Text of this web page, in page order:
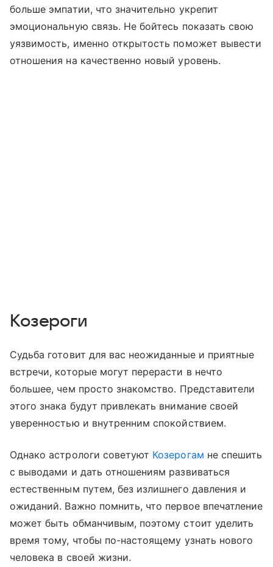
больше эмпатии, что значительно укрепит
эмоциональную связь. Не бойтесь показать свою
уязвимость, именно открытость поможет вывести
отношения на качественно новый уровень.
Козероги
Судьба готовит для вас неожиданные и приятные
встречи, которые могут перерасти в нечто
большее, чем просто знакомство. Представители
этого знака будут привлекать внимание своей
уверенностью и внутренним спокойствием.
Однако астрологи советуют Козерогам не спешить
с выводами и дать отношениям развиваться
естественным путем, без излишнего давления и
ожиданий. Важно помнить, что первое впечатление
может быть обманчивым, поэтому стоит уделить
время тому, чтобы по-настоящему узнать нового
человека в своей жизни.